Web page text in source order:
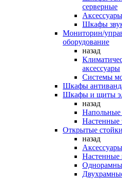
серверные
Шкафы
Мониторин/
оборудование
назад
аксессуары
Системы
Шкафы
Шкафы и щиты
назад
Напольные
Настенные
Открытые
назад